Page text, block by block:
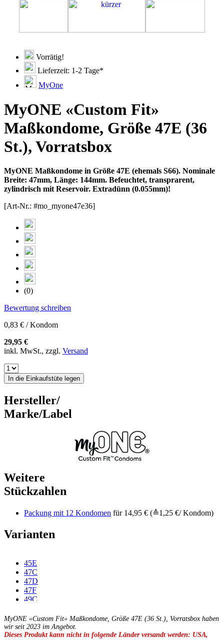
Vorrätig!
Lieferzeit: 1-2 Tage*
MyOne
MyONE «Custom Fit»
Maßkondome, Größe 47E (36
St.), Vorratsbox
MyONE Maßkondome in Größe 47E (ehemals S66). Nominale
Breite: 47mm, Länge: 144mm. Befeuchtet, transprarent,
zylindrisch mit Reservoir. Extradünn (0.055mm)!
[Art-Nr.: #mo_myone47e36]
(0)
Bewertung schreiben
0,83 € / Kondom
29,95 €
inkl. MwSt., zzgl. Versand
In die Einkaufstüte legen
Hersteller/
Marke/Label
Weitere
Stückzahlen
Packung mit 12 Kondomen für 14,95 € (≙1,25 €/ Kondom)
Varianten
45E
47C
47D
47F
49C
49E
49F
49G
MyONE «Custom Fit» Maßkondome, Größe 47E (36 St.), Vorratsbox haben
wir seit 2023 im Angebot.
Dieses Produkt kann nicht in folgende Länder versandt werden: USA,